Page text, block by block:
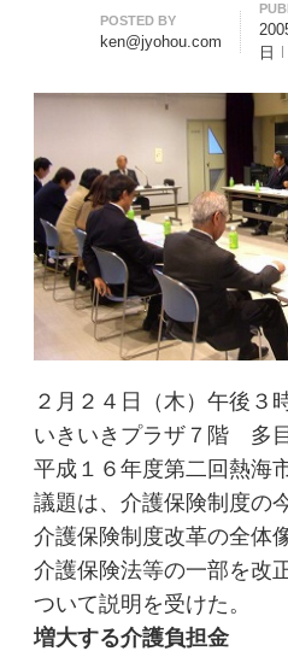
Author
POSTED BY
ken@jyohou.com
日
２月２４日（木）午後３
いきいきプラザ７階 多
平成１６年度第二回熱海
議題は、介護保険制度の
介護保険制度改革の全体
介護保険法等の一部を改
ついて説明を受けた。
増大する介護負担金